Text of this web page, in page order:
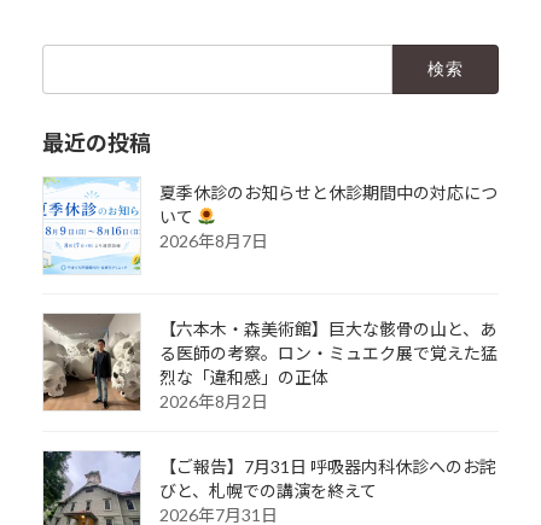
最近の投稿
夏季休診のお知らせと休診期間中の対応につ
いて
2026年8月7日
【六本木・森美術館】巨大な骸骨の山と、あ
る医師の考察。ロン・ミュエク展で覚えた猛
烈な「違和感」の正体
2026年8月2日
【ご報告】7月31日 呼吸器内科休診へのお詫
びと、札幌での講演を終えて
2026年7月31日